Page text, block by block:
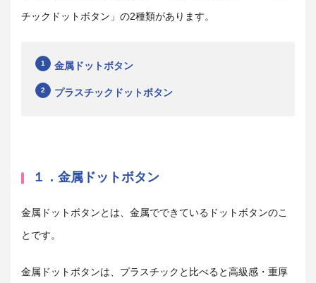
チックドットボタン」の2種類があります。
金属ドットボタン
プラスチックドットボタン
１．金属ドットボタン
金属ドットボタンとは、金属でできているドットボタンのこ
とです。
金属ドットボタンは、プラスチックと比べると高級感・重厚